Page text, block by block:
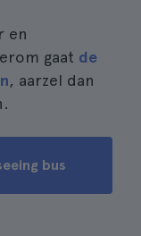
en
gaat de
, aarzel dan
bus